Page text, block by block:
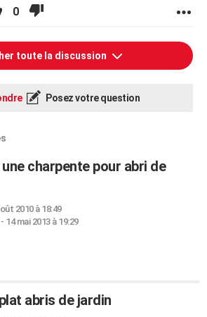
0
toute la discussion
Posez votre question
charpente pour abri de
2010 à 18:49
14 mai 2013 à 19:29
abris de jardin